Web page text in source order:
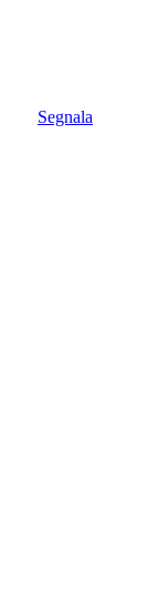
Segnala